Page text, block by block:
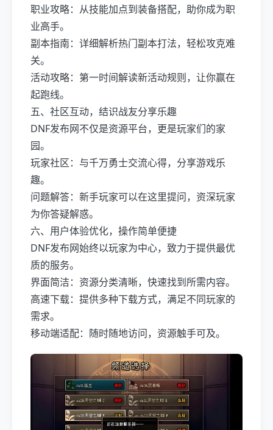
职业攻略：从技能加点到装备搭配，助你成为职
业高手。
副本指南：详细解析热门副本打法，轻松攻克难
关。
活动攻略：第一时间解读新活动规则，让你赢在
起跑线。
五、社区互动，结识战友分享乐趣
DNF发布网不仅是资源平台，更是玩家们的家
园。
玩家社区：与千万勇士交流心得，分享游戏乐
趣。
问题解答：新手玩家可以在这里提问，资深玩家
为你答疑解惑。
六、用户体验优化，操作简单便捷
DNF发布网始终以玩家为中心，致力于提供最优
质的服务。
界面简洁：资源分类清晰，快速找到所需内容。
高速下载：提供多种下载方式，满足不同玩家的
需求。
移动端适配：随时随地访问，资源触手可及。